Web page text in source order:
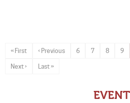
« First ‹ Previous 6 7 8 9
Next › Last »